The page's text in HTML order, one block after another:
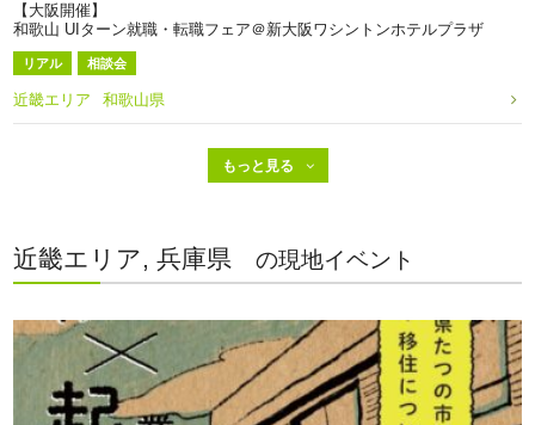
【大阪開催】
和歌山 UIターン就職・転職フェア＠新大阪ワシントンホテルプラザ
リアル 相談会
近畿エリア 和歌山県
近畿エリア, 兵庫県 の現地イベント